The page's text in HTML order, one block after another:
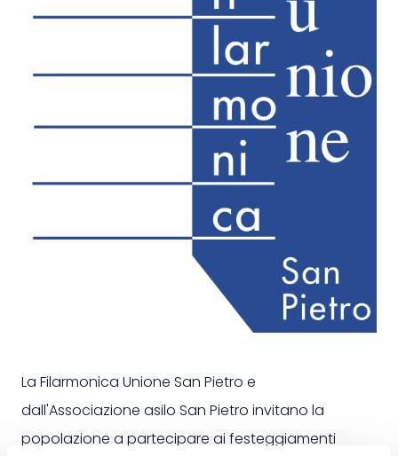
La Filarmonica Unione San Pietro e
dall'Associazione asilo San Pietro invitano la
popolazione a partecipare ai festeggiamenti